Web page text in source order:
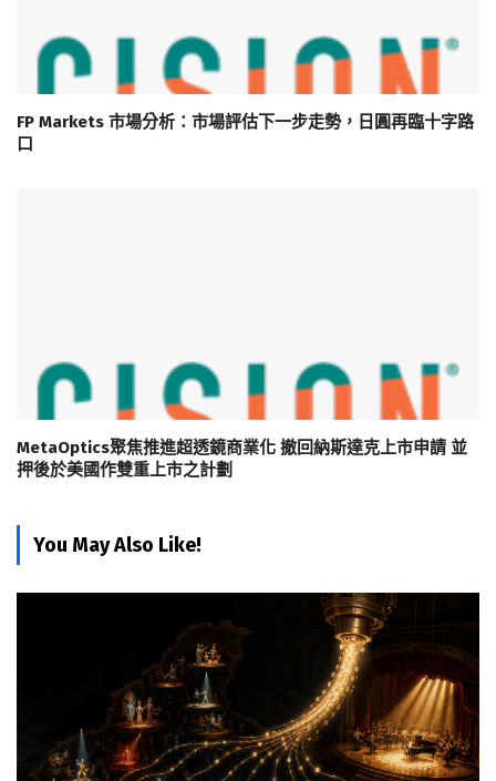
FP Markets 市場分析：市場評估下一步走勢，日圓再臨十字路
口
MetaOptics聚焦推進超透鏡商業化 撤回納斯達克上市申請 並
押後於美國作雙重上市之計劃
You May Also Like!